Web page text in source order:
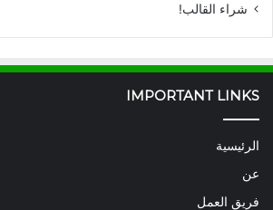
شراء القالب!
IMPORTANT LINKS
الرئيسية
عن
فريق العمل